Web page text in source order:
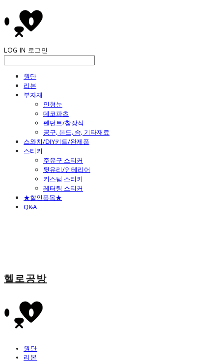
LOG IN 로그인
원단
리본
부자재
인형눈
데코파츠
펜던트/참장식
공구, 본드, 솜, 기타재료
스와치/DIY키트/완제품
스티커
주유구 스티커
뒷유리/인테리어
커스텀 스티커
레터링 스티커
★할인품목★
Q&A
헬로공방
원단
리본